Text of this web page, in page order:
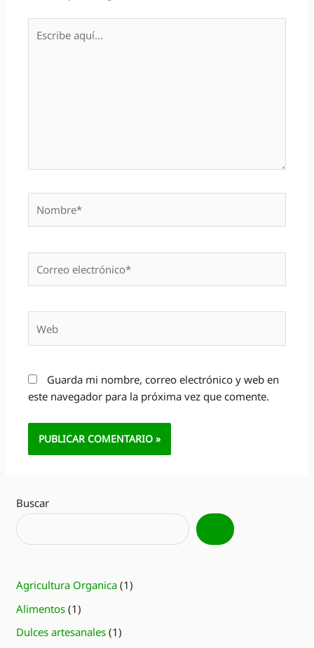
aquí...
electrónico*
Guarda mi nombre, correo electrónico y web en
este navegador para la próxima vez que comente.
Buscar
Agricultura Organica (1)
Alimentos (1)
Dulces artesanales (1)